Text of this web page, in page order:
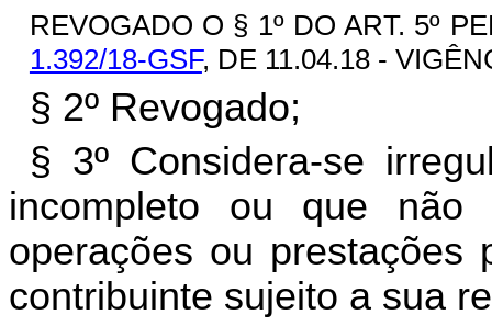
REVOGADO O § 1º DO ART. 5º
1.392/18-GSF, DE 11.04.18 -
§ 2º Revogado;
§ 3º Considera-se
incompleto ou que não
operações ou prestações
contribuinte sujeito a sua